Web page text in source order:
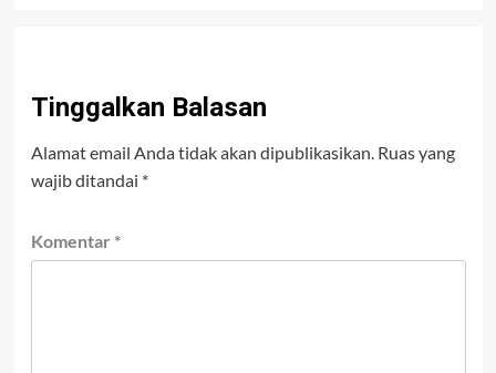
Tinggalkan Balasan
Alamat email Anda tidak akan dipublikasikan. Ruas yang
wajib ditandai *
Komentar *